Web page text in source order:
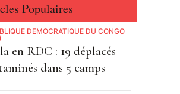
Populaires
DÉMOCRATIQUE DU CONGO
en RDC : 19 déplacés
dans 5 camps